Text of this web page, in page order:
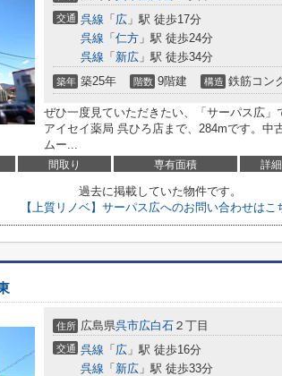
交通 呉線 「 広 」駅 徒歩17分
呉線 「 仁方 」駅 徒歩24分
呉線 「 新広 」駅 徒歩34分
築年 築25年 階数 9階建 構造 鉄筋コン
ぜひ一度見ていただきたい、「サーパス広
アイセイ薬局 呉ひろ店まで、284mです。中
ムー...
間取り 専有面積 詳細
過去に掲載していた物件です。
【上質リノベ】サーパス広へのお問い合わせはこ
住所 広島県呉市広白石 ２丁目
交通 呉線 「 広 」駅 徒歩16分
呉線 「 新広 」駅 徒歩33分